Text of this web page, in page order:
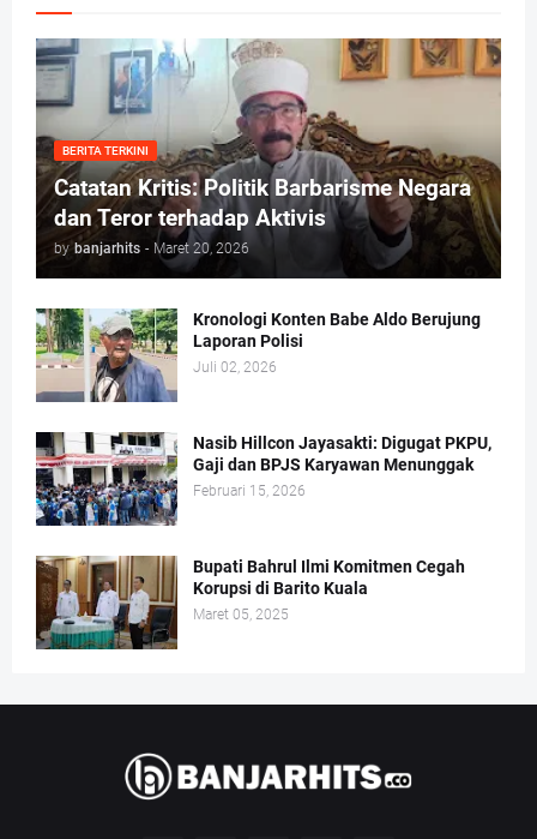
BERITA TERKINI
Catatan Kritis: Politik Barbarisme Negara
dan Teror terhadap Aktivis
by banjarhits - Maret 20, 2026
Kronologi Konten Babe Aldo Berujung
Laporan Polisi
Juli 02, 2026
Nasib Hillcon Jayasakti: Digugat PKPU,
Gaji dan BPJS Karyawan Menunggak
Februari 15, 2026
Bupati Bahrul Ilmi Komitmen Cegah
Korupsi di Barito Kuala
Maret 05, 2025